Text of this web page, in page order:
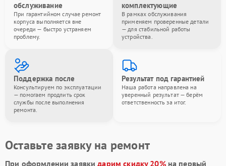
обслуживание
При гарантийном случае ремонт
корпуса выполняется вне
очереди — быстро устраняем
проблему.
комплектующие
В рамках обслуживания
применяем проверенные детали
— для стабильной работы
устройства.
Поддержка после
Консультируем по эксплуатации
— помогаем продлить срок
службы после выполнения
ремонта.
Результат под гарантией
Наша работа направлена на
уверенный результат — берём
ответственность за итог.
Оставьте заявку на ремонт
При оформлении заявкидарим скидку 20%на первый